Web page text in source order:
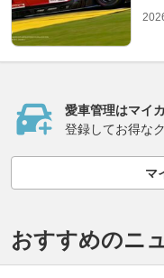
愛車管理はマイ
登録してお得な
マ
おすすめのニ